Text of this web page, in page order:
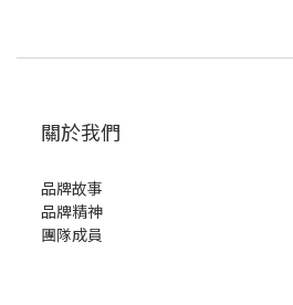
關於我們
品牌故事
品牌精神
團隊成員